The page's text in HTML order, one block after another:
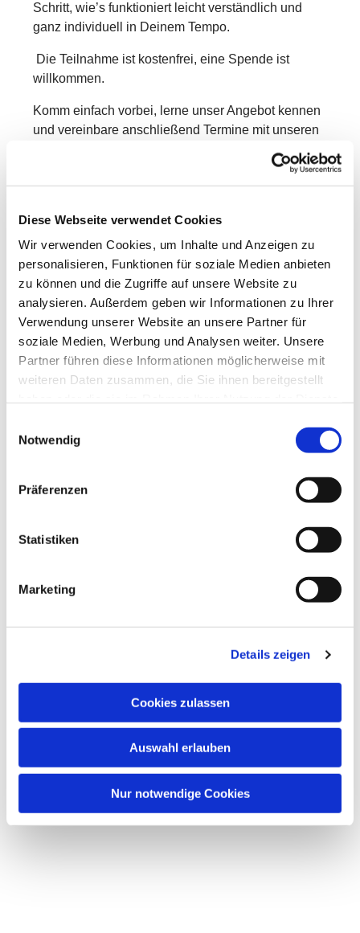
Diese Webseite verwendet Cookies
Wir verwenden Cookies, um Inhalte und Anzeigen zu
personalisieren, Funktionen für soziale Medien anbieten
zu können und die Zugriffe auf unsere Website zu
analysieren. Außerdem geben wir Informationen zu Ihrer
Verwendung unserer Website an unsere Partner für
soziale Medien, Werbung und Analysen weiter. Unsere
Partner führen diese Informationen möglicherweise mit
weiteren Daten zusammen, die Sie ihnen bereitgestellt
Notwendig
Präferenzen
Statistiken
Marketing
Details zeigen
Cookies zulassen
Auswahl erlauben
Nur notwendige Cookies
Schritt, wie’s funktioniert leicht verständlich und
ganz individuell in Deinem Tempo.
Die Teilnahme ist kostenfrei, eine Spende ist
willkommen.
Komm einfach vorbei, lerne unser Angebot kennen
und vereinbare anschließend Termine mit unseren
Dokumente erstellen, Internetnutzung und sicheres
Surfen, E-Mail und Videokonferenzen leicht
gemacht, Online-Banking sicher anwenden,
Programme und Apps installieren und aktualisieren,
Fotos und Videos bearbeiten, Künstliche Intelligenz
und vieles mehr.
Das M-SIC!-Team freut sich auf Dich!
Dies könnte Sie auch
interessieren